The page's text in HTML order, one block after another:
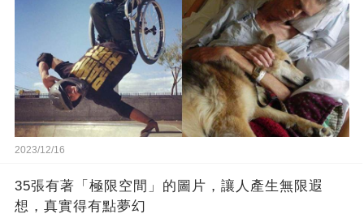
2023/12/16
35張有著「極限空間」的圖片，讓人產生無限遐
想，真實得有點夢幻